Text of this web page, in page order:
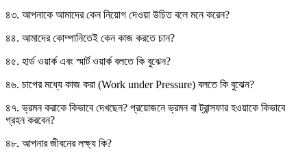
৪৩. আপনাকে আমাদের কেন নিয়োগ দেওয়া উচিত বলে মনে করেন?
৪৪. আমাদের কোম্পানিতেই কেন কাজ করতে চান?
৪৫. হার্ড ওয়ার্ক এবং স্মার্ট ওয়ার্ক বলতে কি বুঝেন?
৪৬. চাপের মধ্যে কাজ করা (Work under Pressure) বলতে কি বুঝেন?
৪৭. ভ্রমন করাকে কিভাবে দেখছেন? প্রয়োজনে ভ্রমন বা ট্রান্সফার হওয়াকে কিভাবে
গ্রহন করবেন?
৪৮. আপনার জীবনের লক্ষ্য কি?